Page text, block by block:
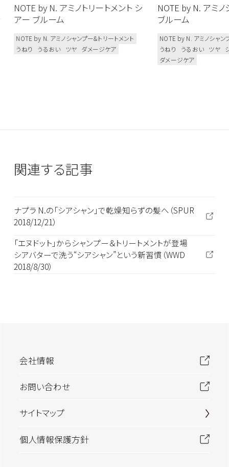
NOTE by N. アミノトリートメント シ
アー ブルーム
NOTE by N. アミノシャンプー&トリートメント
うねり
うるおい ツヤ ダメージケア
NOTE by N. アミ
ブルーム
NOTE by N. アミノシャン
うねり
うるおい ツヤ
ダメージケア
関連する記事
ナプラ N.の「シアシャン」で乾燥知らずの髪へ（SPUR
2018/12/21）
「エヌドット」からシャンプー＆トリートメントが登場
シアバターで洗う“シアシャン”という新習慣（WWD
2018/8/30）
会社情報
お問い合わせ
サイトマップ
個人情報保護方針